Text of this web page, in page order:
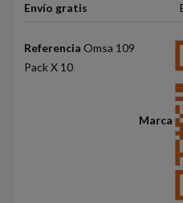
Envío gratis
Marca
Referencia Omsa 109
Pack X 10